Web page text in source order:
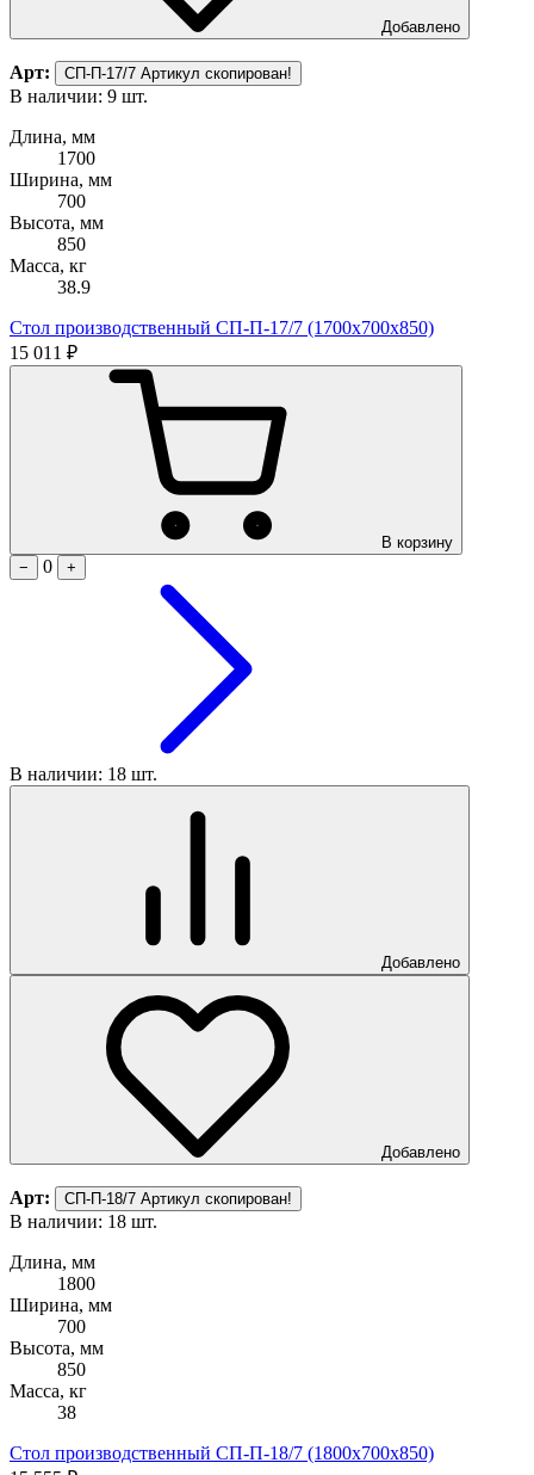
Добавлено
Арт: СП-П-17/7 Артикул скопирован!
В наличии: 9 шт.
Длина, мм
1700
Ширина, мм
700
Высота, мм
850
Масса, кг
38.9
Стол производственный СП-П-17/7 (1700х700х850)
15 011 ₽
В корзину
−
0 +
В наличии: 18 шт.
Добавлено
Добавлено
Арт: СП-П-18/7 Артикул скопирован!
В наличии: 18 шт.
Длина, мм
1800
Ширина, мм
700
Высота, мм
850
Масса, кг
38
Стол производственный СП-П-18/7 (1800х700х850)